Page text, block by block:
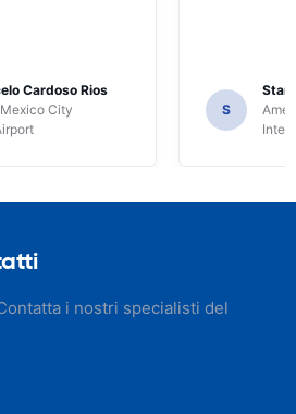
Cardoso Rios
City
S
i nostri specialisti del